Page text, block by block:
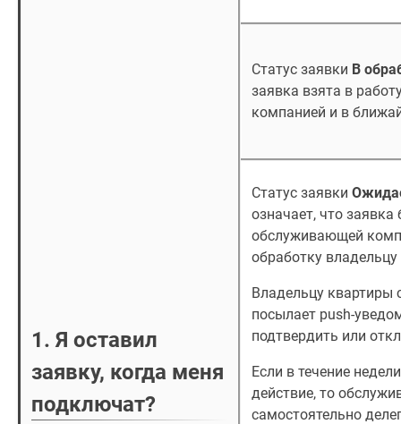
1. Я оставил
заявку, когда меня
подключат?
Статус заявки В
заявка взята в
компанией и в
Статус заявки
означает, что
обслуживающей
обработку
Владельцу квартиры
посылает push-
подтвердить или
Если в течение
действие, то
самостоятельно